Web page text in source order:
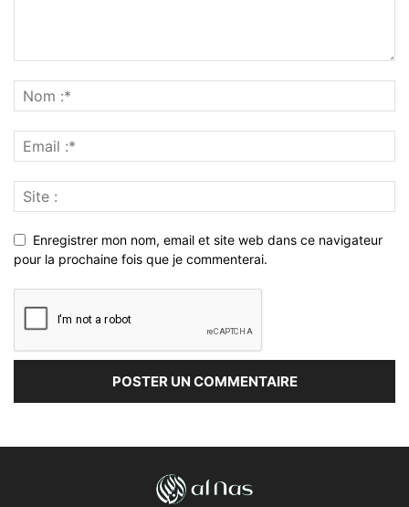
Enregistrer mon nom, email et site web dans ce navigateur
pour la prochaine fois que je commenterai.